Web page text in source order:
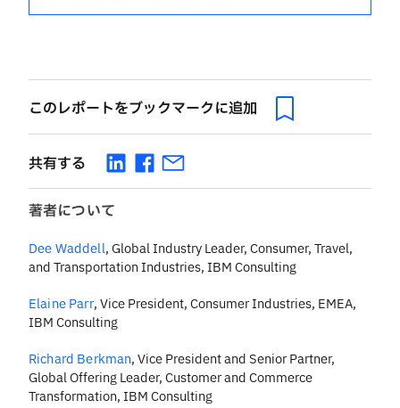
このレポートをブックマークに追加
共有する
著者について
Dee Waddell,Global Industry Leader, Consumer, Travel,
and Transportation Industries, IBM Consulting
Elaine Parr,Vice President, Consumer Industries, EMEA,
IBM Consulting
Richard Berkman,Vice President and Senior Partner,
Global Offering Leader, Customer and Commerce
Transformation, IBM Consulting